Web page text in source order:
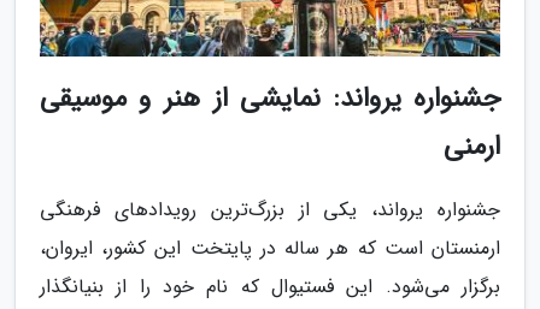
جشنواره یرواند: نمایشی از هنر و موسیقی
ارمنی
جشنواره یرواند، یکی از بزرگ‌ترین رویدادهای فرهنگی
ارمنستان است که هر ساله در پایتخت این کشور، ایروان،
برگزار می‌شود. این فستیوال که نام خود را از بنیانگذار